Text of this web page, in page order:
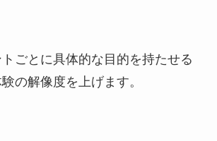
ごとに具体的な目的を持たせる
の解像度を上げます。